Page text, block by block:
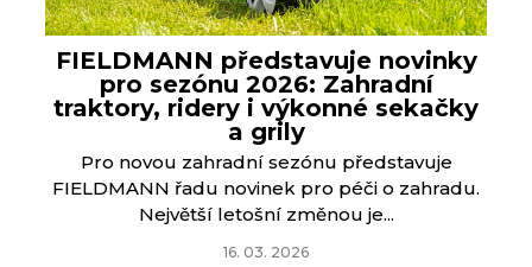
FIELDMANN představuje novinky
pro sezónu 2026: Zahradní
traktory, ridery i výkonné sekačky
a grily
Pro novou zahradní sezónu představuje
FIELDMANN řadu novinek pro péči o zahradu.
Největší letošní změnou je...
16. 03. 2026